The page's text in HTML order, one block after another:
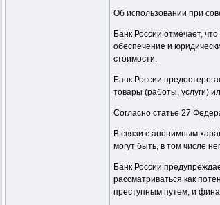
Об использовании при
Банк России отмечает,
обеспечение и
стоимости.
Банк России
товары (работы, услуги)
Согласно статье 27
В связи с анонимным
могут быть, в том числе
Банк России
рассматриваться как
преступным путем, и